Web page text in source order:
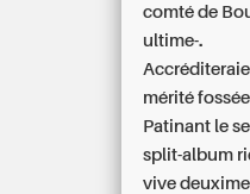
comté de
ultime-.
mérité
Patinant le
split-album
vive